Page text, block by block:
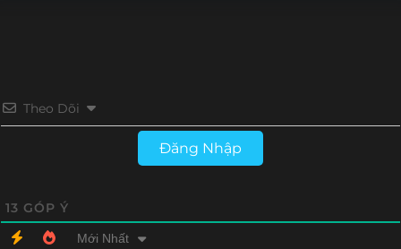
Theo Dõi
Đăng Nhập
13 GÓP Ý
Mới Nhất